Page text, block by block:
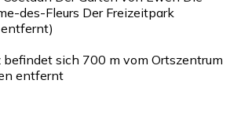
des-Fleurs Der Freizeitpark
sich 700 m vom Ortszentrum
entfernt